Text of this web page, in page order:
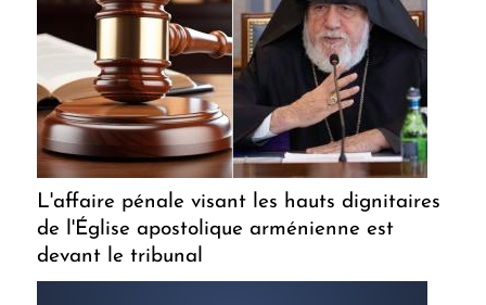
L'affaire pénale visant les hauts dignitaires
de l'Église apostolique arménienne est
devant le tribunal